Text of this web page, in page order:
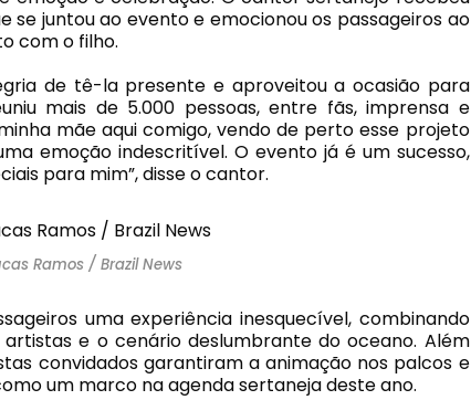
se juntou ao evento e emocionou os passageiros ao
com o filho.
de tê-la presente e aproveitou a ocasião para
mais de 5.000 pessoas, entre fãs, imprensa e
mãe aqui comigo, vendo de perto esse projeto
emoção indescritível. O evento já é um sucesso,
para mim”, disse o cantor.
Ramos / Brazil News
uma experiência inesquecível, combinando
e o cenário deslumbrante do oceano. Além
convidados garantiram a animação nos palcos e
um marco na agenda sertaneja deste ano.